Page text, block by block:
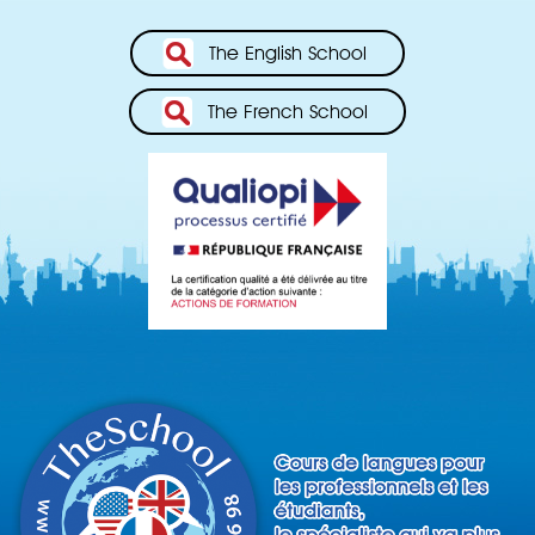
The English School
The French School